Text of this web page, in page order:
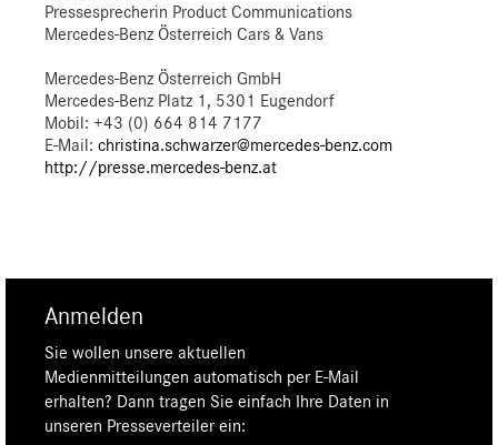
Pressesprecherin Product Communications
Mercedes-Benz Österreich Cars & Vans
Mercedes-Benz Österreich GmbH
Mercedes-Benz Platz 1, 5301 Eugendorf
Mobil: +43 (0) 664 814 7177
E-Mail: christina.schwarzer@mercedes-benz.com
http://presse.mercedes-benz.at
Anmelden
Sie wollen unsere aktuellen
Medienmitteilungen automatisch per E-Mail
erhalten? Dann tragen Sie einfach Ihre Daten in
unseren Presseverteiler ein: